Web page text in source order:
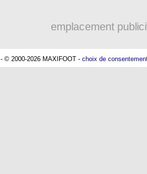
emplacement
- © 2000-2026 MAXIFOOT - choix de